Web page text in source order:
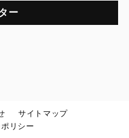
ー
サイトマップ
リシー